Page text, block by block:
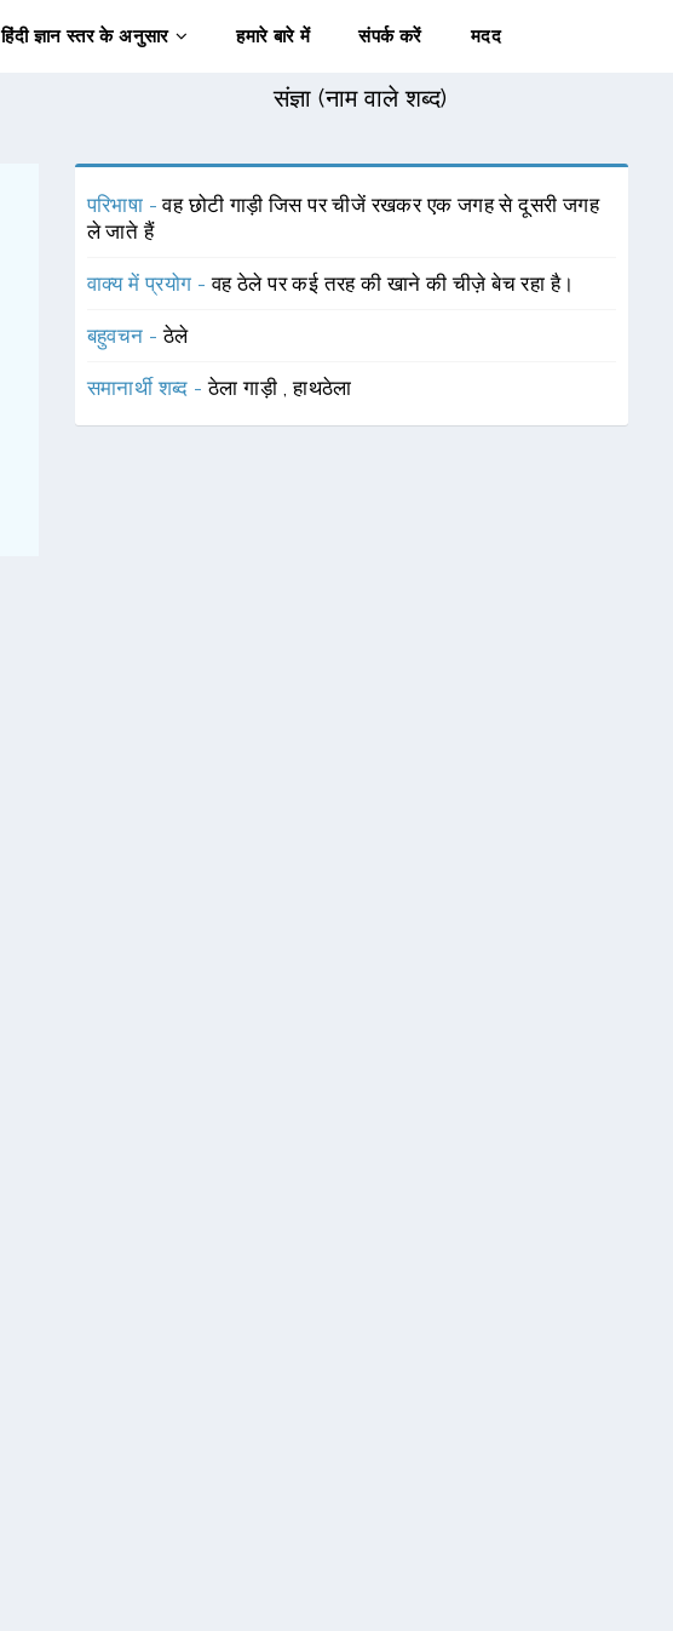
हिंदी ज्ञान स्तर के अनुसार हमारे बारे में संपर्क करें मदद
संज्ञा (नाम वाले शब्द)
परिभाषा -वह छोटी गाड़ी जिस पर चीजें रखकर एक जगह से दूसरी जगह
ले जाते हैं
वाक्य में प्रयोग -वह ठेले पर कई तरह की खाने की चीज़े बेच रहा है।
बहुवचन -ठेले
समानार्थी शब्द -ठेला गाड़ी ,हाथठेला